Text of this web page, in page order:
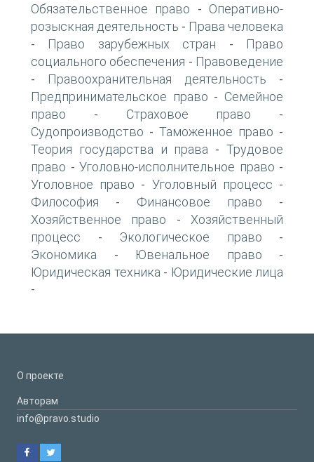
Обязательственное право - Оперативно-
розыскная деятельность - Права человека
- Право зарубежных стран -
Право
социального обеспечения - Правоведение
- Правоохранительная деятельность -
Предпринимательское право - Семейное
право - Страховое право -
Судопроизводство - Таможенное право -
Теория государства и права -Трудовое
право - Уголовно-исполнительное право -
Уголовное право - Уголовный процесс -
Философия - Финансовое право -
Хозяйственное право - Хозяйственный
процесс - Экологическое право -
Экономика - Ювенальное право -
Юридическая техника - Юридические лица
-
О проекте
Авторам
info@pravo.studio